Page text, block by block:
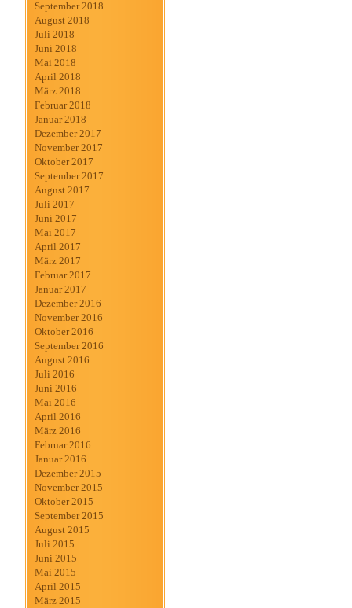
September 2018
August 2018
Juli 2018
Juni 2018
Mai 2018
April 2018
März 2018
Februar 2018
Januar 2018
Dezember 2017
November 2017
Oktober 2017
September 2017
August 2017
Juli 2017
Juni 2017
Mai 2017
April 2017
März 2017
Februar 2017
Januar 2017
Dezember 2016
November 2016
Oktober 2016
September 2016
August 2016
Juli 2016
Juni 2016
Mai 2016
April 2016
März 2016
Februar 2016
Januar 2016
Dezember 2015
November 2015
Oktober 2015
September 2015
August 2015
Juli 2015
Juni 2015
Mai 2015
April 2015
März 2015